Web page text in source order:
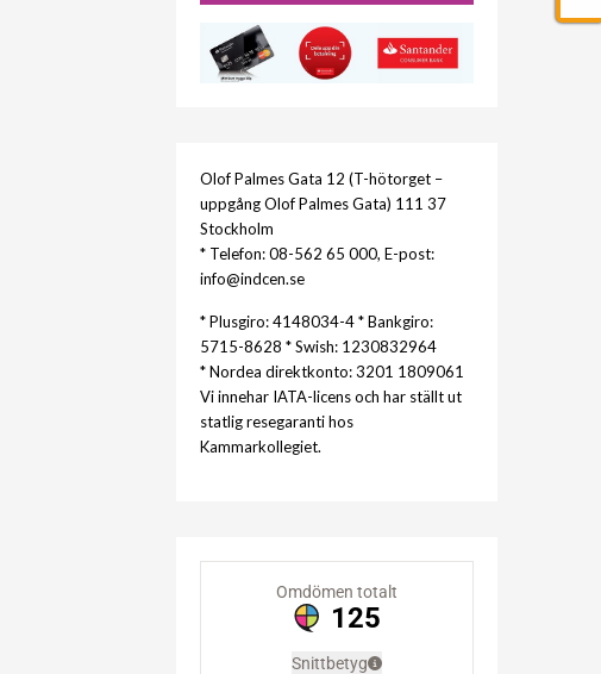
Olof Palmes Gata 12 (T-hötorget –
uppgång Olof Palmes Gata) 111 37
Stockholm
* Telefon: 08-562 65 000, E-post:
info@indcen.se
* Plusgiro: 4148034-4 * Bankgiro:
5715-8628 * Swish: 1230832964
* Nordea direktkonto: 3201 1809061
Vi innehar IATA-licens och har ställt ut
statlig resegaranti hos
Kammarkollegiet.